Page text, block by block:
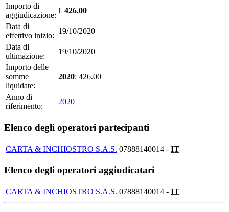
Importo di
aggiudicazione:
€ 426.00
Data di
effettivo inizio:
19/10/2020
Data di
ultimazione:
19/10/2020
Importo delle
somme
liquidate:
2020: 426.00
Anno di
riferimento:
2020
Elenco degli operatori partecipanti
CARTA & INCHIOSTRO S.A.S. 07888140014 - IT
Elenco degli operatori aggiudicatari
CARTA & INCHIOSTRO S.A.S. 07888140014 - IT